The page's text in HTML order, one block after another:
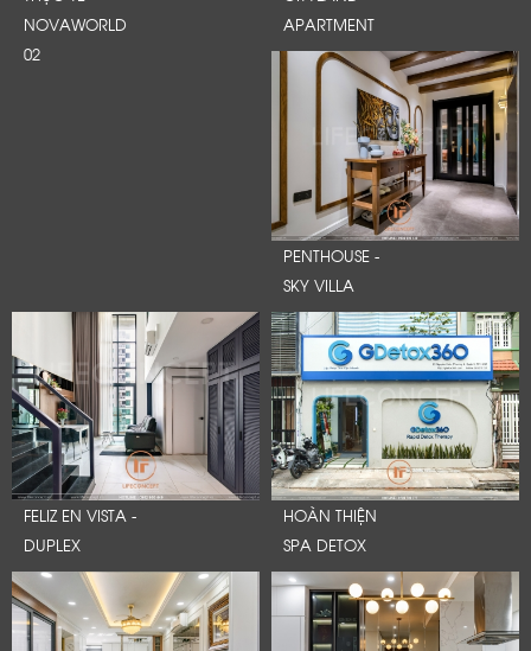
NOVAWORLD
02
APARTMENT
PENTHOUSE -
SKY VILLA
FELIZ EN VISTA -
DUPLEX
HOÀN THIỆN
SPA DETOX